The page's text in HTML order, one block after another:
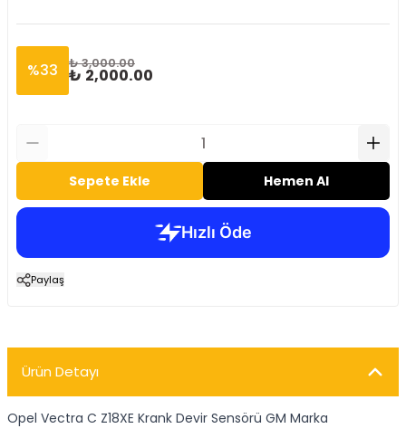
%33 ₺ 3,000.00
₺ 2,000.00
Sepete Ekle Hemen Al
Paylaş
Ürün Detayı
Opel Vectra C Z18XE Krank Devir Sensörü GM Marka